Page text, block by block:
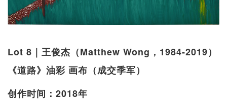
Lot 8｜王俊杰（Matthew Wong，1984-2019）
《道路》油彩 画布（成交季军）
创作时间：2018年